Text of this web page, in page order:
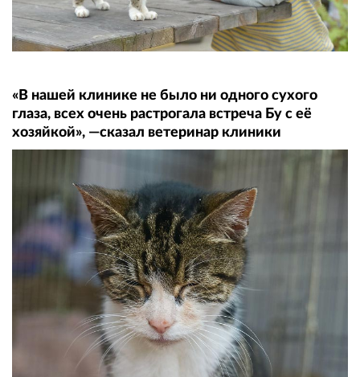
«В нашей клинике не было ни одного сухого
глаза, всех очень растрогала встреча Бу с её
хозяйкой», —сказал ветеринар клиники